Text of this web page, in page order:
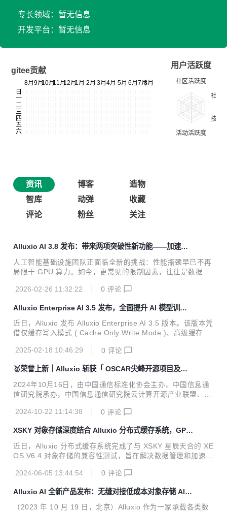
专长领域：暂无信息
开发平台：暂无信息
gitee贡献
用户活跃度
资讯 博客
造物
智库
动弹
收藏
评论
粉丝 关注
Alluxio AI 3.8 发布：带来两项突破性新功能——加速对
象存储写入与模型加载
人工智能基础设施团队正面临全新的挑战：性能瓶颈早已不再
局限于 GPU 算力。如今，更常见的限制因素，往往是数据和
云环境中。 无论是加载数十亿参数的推理模型，还是运行需要
浪费、训练时间拉长、任务性能不稳定等问题便会立刻显现。
Alluxio AI 3.8 版本推出两项重大新功能，旨在消除现代 AI 工
作中最棘手的两大瓶颈： Alluxio S3 写缓存：大幅降低对象存
储写入延迟，提升写入密集型工作负载的性能； Safetensors
模型加载加速：实现接近本地 NVMe 的模型权重加载吞...
2026-02-26 11:32:22 0 评论
Alluxio Enterprise AI 3.5 发布，全面提升 AI 模型训练性
能
近日，Alluxio 发布 Alluxio Enterprise AI 3.5 版本。该版本凭
借仅缓存写入模式 ( Cache Only Write Mode )、高级缓存管
型训练并简化基础设施运维，助力企业高效处理海量数据集、
理复杂度高导致效率瓶颈以及训练周期延长。Alluxio Enterpri
se AI 3.5 通过快速优先访问关键数据、无缝集成主流 AI 框架
等优化手段来提升性能，从而加速模型开发。 "Alluxio Enterp
2025-02-18 10:46:29 0 评论
🥇荣誉上新｜Alluxio 斩获「 OSCAR尖峰开源项目及开
源社区 」
2024年10月16日，由中国通信标准化协会主办，中国信息通
信研究院承办，中国信息通信研究院云计算开源产业联盟、金
社区、汽车行业开源社区、可信开源社区共同体、可信开源合
京成功举办，旨在进一步探索中国开源生态发展模式，加速开
源技术在国内市场落地，提升企业开源治理能力，推动国内开
源生态快速、健康有序发展。 :dart: 大会特设立 “OSCAR 开
新、社区建设和应用推广方面受到专家评委们的一致认可，从
2024-10-22 11:14:38 0 评论
XSKY 对象存储深度结合 Alluxio 分布式缓存系统，GPU
利用率提高至 90% 以上
近日，Alluxio 分布式缓存系统完成了与 XSKY 星辰天合的 XE
OS V6.4 对象存储的兼容性测试，旨在解决数据管理和加速方
分布式缓存系统与 XEOS 对象存储的众多应用特性进行结
据管理和加速需求。
2024-06-05 13:44:54 0 评论
Alluxio AI 全新产品发布：无缝对接低成本对象存储 AI 训
练解决方案
（2023 年 10 月 19 日，北京）Alluxio 作为一家承载各类数